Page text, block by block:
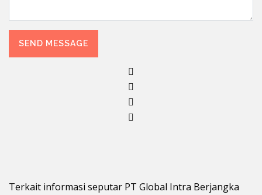
SEND MESSAGE
Terkait informasi seputar PT Global Intra Berjangka